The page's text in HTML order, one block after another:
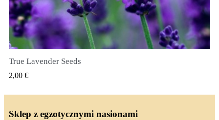
SZYBKI PODGLĄD
True Lavender Seeds
2,00 €
Sklep z egzotycznymi nasionami